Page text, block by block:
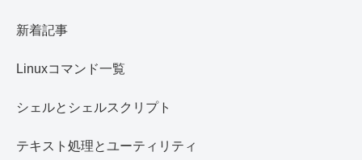
新着記事
Linuxコマンド一覧
シェルとシェルスクリプト
テキスト処理とユーティリティ